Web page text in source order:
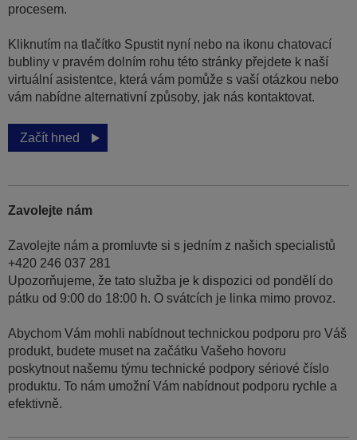
procesem.
Kliknutím na tlačítko Spustit nyní nebo na ikonu chatovací
bubliny v pravém dolním rohu této stránky přejdete k naší
virtuální asistentce, která vám pomůže s vaší otázkou nebo
vám nabídne alternativní způsoby, jak nás kontaktovat.
Začít hned
Zavolejte nám
Zavolejte nám a promluvte si s jedním z našich specialistů
+420 246 037 281
Upozorňujeme, že tato služba je k dispozici od pondělí do
pátku od 9:00 do 18:00 h. O svátcích je linka mimo provoz.
Abychom Vám mohli nabídnout technickou podporu pro Váš
produkt, budete muset na začátku Vašeho hovoru
poskytnout našemu týmu technické podpory sériové číslo
produktu. To nám umožní Vám nabídnout podporu rychle a
efektivně.